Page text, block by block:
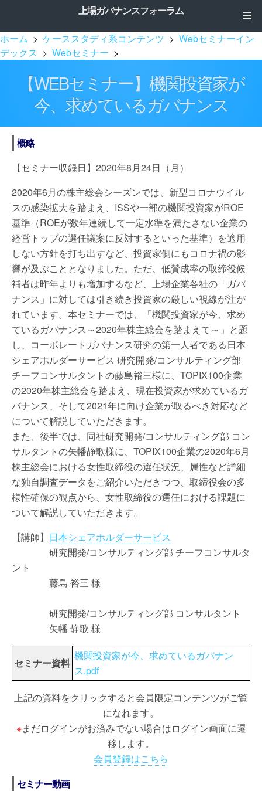
上場ガバナンスフォーラム
ホーム > ケーススタディ系コンテンツ > Webセミナーイン
デックス > Webセミナー >
【WEBセミナー】機関投資家が
今、求めているガバナンス
概略
【セミナー収録日】2020年8月24日（月）
2020年6月の株主総会シーズンでは、新型コロナウイル
スの感染拡大を踏まえ、ISSや一部の機関投資家がROE
基準（ROEが数年連続して一定水準を満たさない企業の
経営トップの選任議案に反対するといった基準）を適用
しない方針を打ち出すなど、投資家側にもコロナ禍の影
響が及ぶこととなりました。ただ、低賛成率の取締役候
補者は昨年よりも増加するなど、上場企業各社の「ガバ
ナンス」に対しては引き続き投資家の厳しい視線が注が
れています。本セミナーでは、「機関投資家が今、求め
ているガバナンス～2020年株主総会を踏まえて～」と題
し、コーポレートガバナンス研究の第一人者である日本
シェアホルダーサービス 研究開発/コンサルティング部
チーフコンサルタントの藤島裕三様に、TOPIX100企業
の2020年株主総会を踏まえ、現在投資家が求めているガ
バナンス、そして2021年に向け企業が取るべき対応など
について解説していただきます。
また、後半では、同社研究開発/コンサルティング部 コン
サルタントの矢幡静歌様に、TOPIX100企業の2020年6月
株主総会における女性取締役の選任状況、属性など詳細
な独自調査データをご紹介いただきつつ、取締役会の多
様性確保の観点から、女性取締役の選任における課題に
ついて解説していただきます。
【講師】 日本シェアホルダーサービス
研究開発/コンサルティング部 チーフコンサルタ
ント
藤島 裕三 様
研究開発/コンサルティング部 コンサルタント
矢幡 静歌 様
セミナー資料
機関投資家が今、求めているガバナン
ス.pdf
上記の資料をクリックすると会員限定コンテンツがご覧
になれます。
※まだログインがお済みでない場合はログイン画面に遷
移します。
会員登録はこちら
セミナー動画